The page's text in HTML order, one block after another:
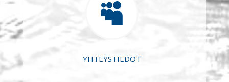

YHTEYSTIEDOT